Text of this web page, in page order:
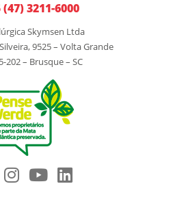
(47) 3211-6000
Skymsen Ltda
9525 – Volta Grande
202 – Brusque – SC